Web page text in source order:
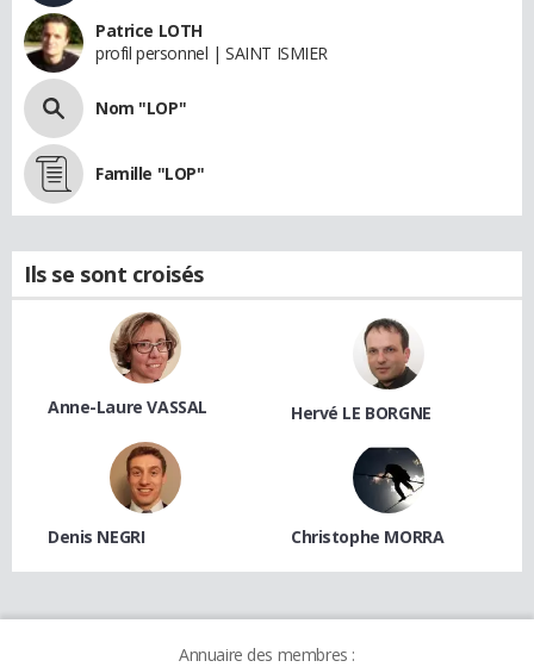
Patrice LOTH
profil personnel | SAINT ISMIER
Nom "LOP"
Famille "LOP"
Ils se sont croisés
Anne-Laure VASSAL Hervé LE BORGNE
Denis NEGRI Christophe MORRA
Annuaire des membres :